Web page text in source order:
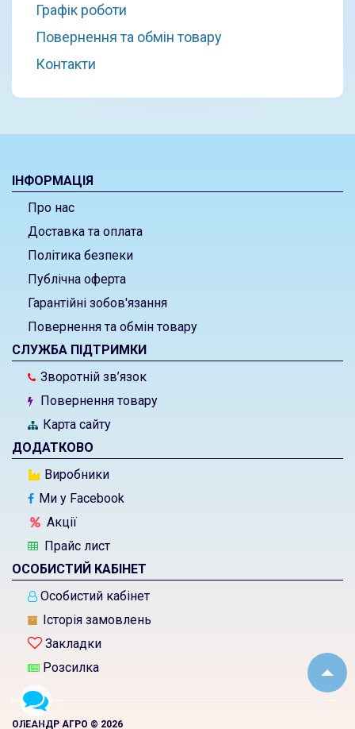
Графік роботи
Повернення та обмін товару
Контакти
ІНФОРМАЦІЯ
Про нас
Доставка та оплата
Політика безпеки
Публічна оферта
Гарантійні зобов'язання
Повернення та обмін товару
СЛУЖБА ПІДТРИМКИ
Зворотній зв’язок
Повернення товару
Карта сайту
ДОДАТКОВО
Виробники
Ми у Facebook
Акції
Прайс лист
ОСОБИСТИЙ КАБІНЕТ
Особистий кабінет
Історія замовлень
Закладки
Розсилка
ОЛЕАНДР АГРО © 2026